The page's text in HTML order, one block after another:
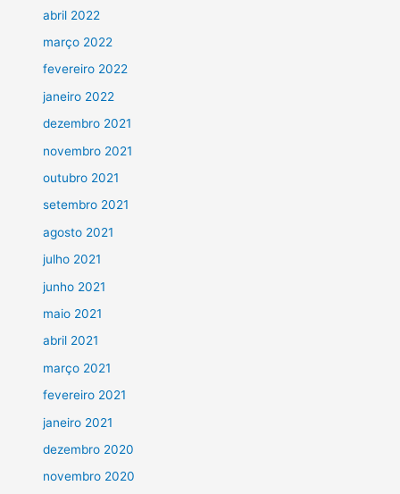
abril 2022
março 2022
fevereiro 2022
janeiro 2022
dezembro 2021
novembro 2021
outubro 2021
setembro 2021
agosto 2021
julho 2021
junho 2021
maio 2021
abril 2021
março 2021
fevereiro 2021
janeiro 2021
dezembro 2020
novembro 2020